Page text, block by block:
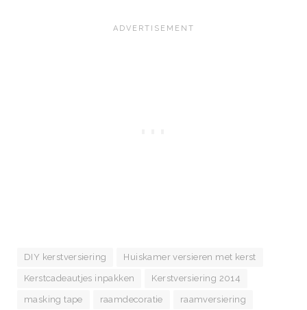
DIY kerstversiering Huiskamer versieren met kerst
Kerstcadeautjes inpakken Kerstversiering 2014
masking tape raamdecoratie raamversiering